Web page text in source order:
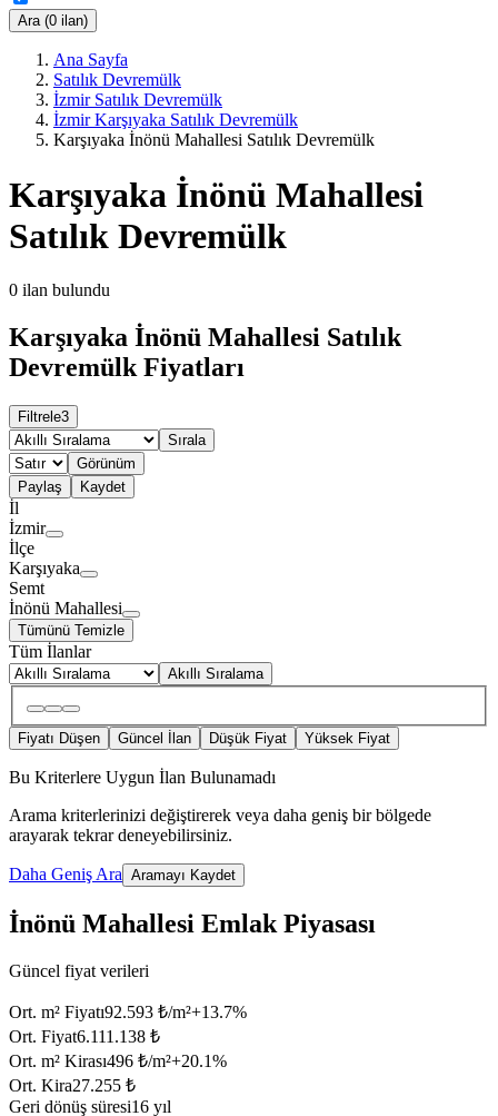
Ara (0 ilan)
Ana Sayfa
Satılık Devremülk
İzmir Satılık Devremülk
İzmir Karşıyaka Satılık Devremülk
Karşıyaka İnönü Mahallesi Satılık Devremülk
Karşıyaka İnönü Mahallesi
Satılık Devremülk
0 ilan bulundu
Karşıyaka İnönü Mahallesi Satılık
Devremülk Fiyatları
Filtrele3
Sırala
Görünüm
Paylaş
Kaydet
İl
İzmir
İlçe
Karşıyaka
Semt
İnönü Mahallesi
Tümünü Temizle
Tüm İlanlar
Akıllı Sıralama
Fiyatı Düşen Güncel İlan Düşük Fiyat Yüksek Fiyat
Bu Kriterlere Uygun İlan Bulunamadı
Arama kriterlerinizi değiştirerek veya daha geniş bir bölgede
arayarak tekrar deneyebilirsiniz.
Daha Geniş Ara Aramayı Kaydet
İnönü Mahallesi Emlak Piyasası
Güncel fiyat verileri
Ort. m² Fiyatı92.593 ₺/m²+13.7%
Ort. Fiyat6.111.138 ₺
Ort. m² Kirası496 ₺/m²+20.1%
Ort. Kira27.255 ₺
Geri dönüş süresi16 yıl